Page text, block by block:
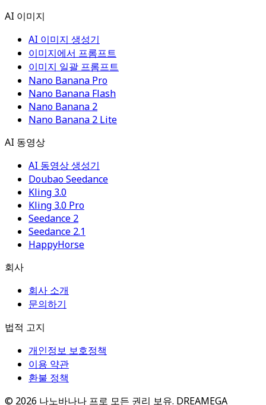
AI 이미지
AI 이미지 생성기
이미지에서 프롬프트
이미지 일괄 프롬프트
Nano Banana Pro
Nano Banana Flash
Nano Banana 2
Nano Banana 2 Lite
AI 동영상
AI 동영상 생성기
Doubao Seedance
Kling 3.0
Kling 3.0 Pro
Seedance 2
Seedance 2.1
HappyHorse
회사
회사 소개
문의하기
법적 고지
개인정보 보호정책
이용 약관
환불 정책
© 2026 나노바나나 프로 모든 권리 보유. DREAMEGA